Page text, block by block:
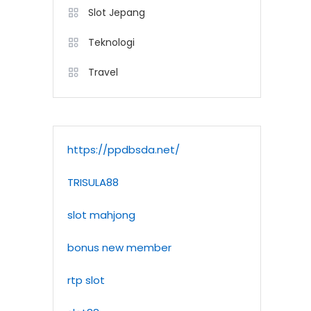
Slot Jepang
Teknologi
Travel
https://ppdbsda.net/
TRISULA88
slot mahjong
bonus new member
rtp slot